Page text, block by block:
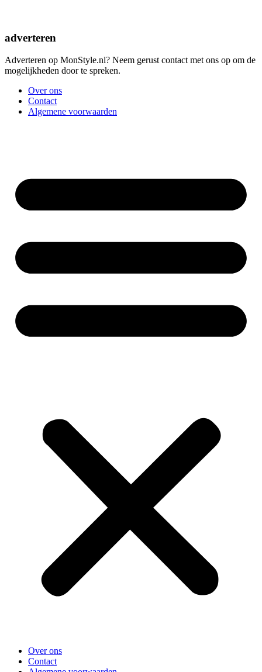
adverteren
Adverteren op MonStyle.nl? Neem gerust contact met ons op om de
mogelijkheden door te spreken.
Over ons
Contact
Algemene voorwaarden
Over ons
Contact